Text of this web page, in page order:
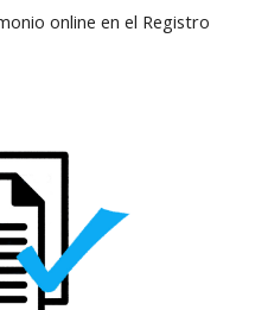
online en el Registro